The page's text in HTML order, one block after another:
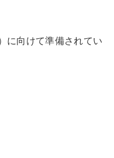
に向けて準備されてい